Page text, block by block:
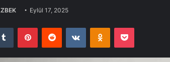
Eylül 17, 2025
Tumblr PinterestReddit VKontakteOdnoklassniki
Pocket